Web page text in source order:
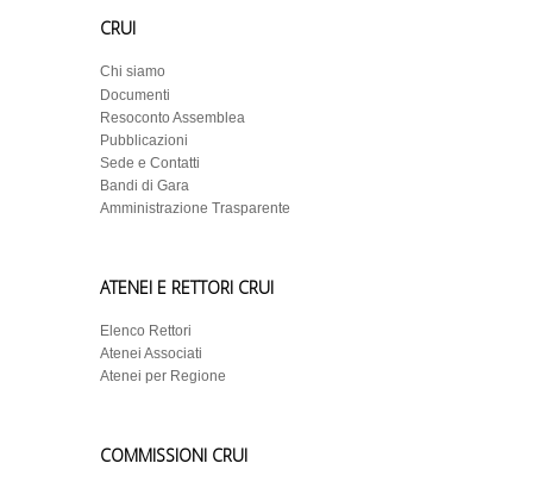
CRUI
Chi siamo
Documenti
Resoconto Assemblea
Pubblicazioni
Sede e Contatti
Bandi di Gara
Amministrazione Trasparente
ATENEI E RETTORI CRUI
Elenco Rettori
Atenei Associati
Atenei per Regione
COMMISSIONI CRUI